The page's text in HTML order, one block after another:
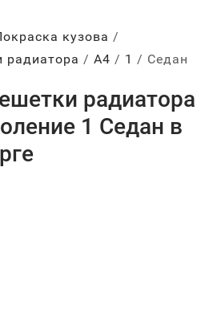
кузова
радиатора
А4 1 Седан
радиатора
1 Седан в